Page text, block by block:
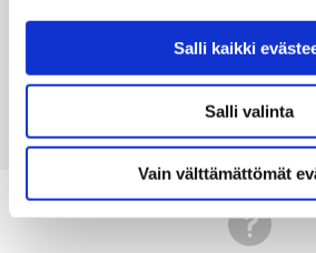
Salli kaikki
Salli valinta
Vain välttämättömät
Ilmoitukset korjaustarpeista
LUE LISÄÄ